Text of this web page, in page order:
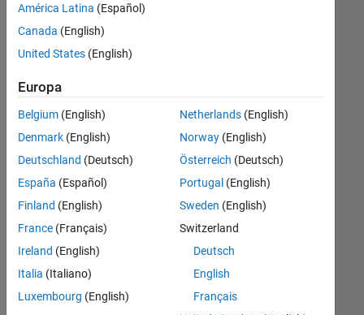
Stellen,
die
Ihren
Suchkriterien
Sie
können
die
weiter
fassen
oder
Stellenangebote
anzeigen.
Wenn
noch
América Latina (Español)
Canada (English)
United States (English)
Europa
Belgium (English)
Denmark (English)
Deutschland (Deutsch)
España (Español)
Finland (English)
France (Français)
Ireland (English)
Italia (Italiano)
Luxembourg (English)
Netherlands(English)
Norway(English)
Österreich (Deutsch)
Portugal (English)
Sweden (English)
Switzerland
Deutsch
English
Français